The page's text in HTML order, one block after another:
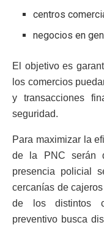
centros
negocios en
El objetivo es
los comercios
y transacciones
seguridad.
Para maximizar la
de la PNC serán
presencia policial
cercanías de
de los distintos
preventivo busca